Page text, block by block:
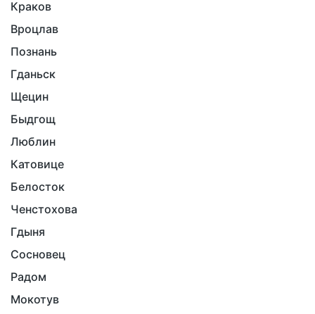
Краков
Вроцлав
Познань
Гданьск
Щецин
Быдгощ
Люблин
Катовице
Белосток
Ченстохова
Гдыня
Сосновец
Радом
Мокотув